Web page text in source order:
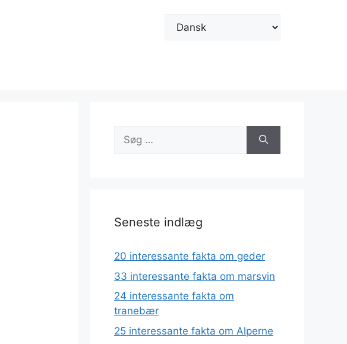
Vælg
Søg
efter:
Seneste indlæg
20 interessante fakta om geder
33 interessante fakta om marsvin
24 interessante fakta om
tranebær
25 interessante fakta om Alperne